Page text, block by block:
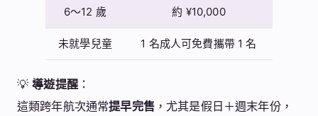
6～12 歲 約 ¥10,000
未就學兒童 1 名成人可免費攜帶 1 名
💡導遊提醒：
這類跨年航次通常提早完售，尤其是假日＋週末年份，